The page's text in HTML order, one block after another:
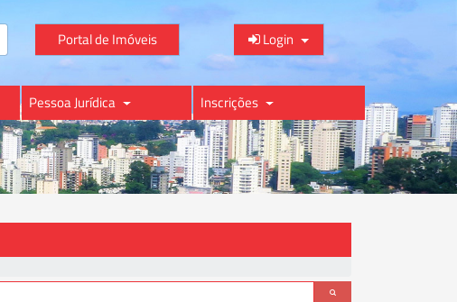
Portal de Imóveis Login
Pessoa Jurídica Inscrições